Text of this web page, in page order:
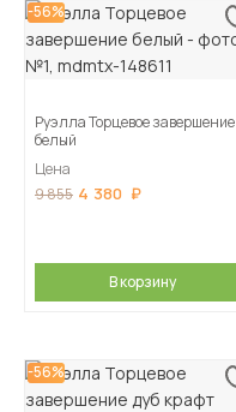
-56%
Руэлла Торцевое завершение
белый
Цена
9 855 4 380
В корзину
-56%